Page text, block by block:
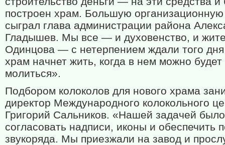
построен храм. Большую
сыграл глава администрации района
Гладышев. Мы все — и духовенство, и
Одинцова — с нетерпением ждали того
храм начнет жить, когда в нем можно будет
молиться».
Подбором колоколов для нового храма
директор Международного колокольного
Григорий Сальников. «Нашей задачей было
согласовать надписи, иконы и обеспечить
звукоряда. Мы приезжали на завод и